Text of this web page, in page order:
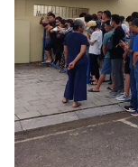
Video
VTV Money
VTV Sức khoẻ